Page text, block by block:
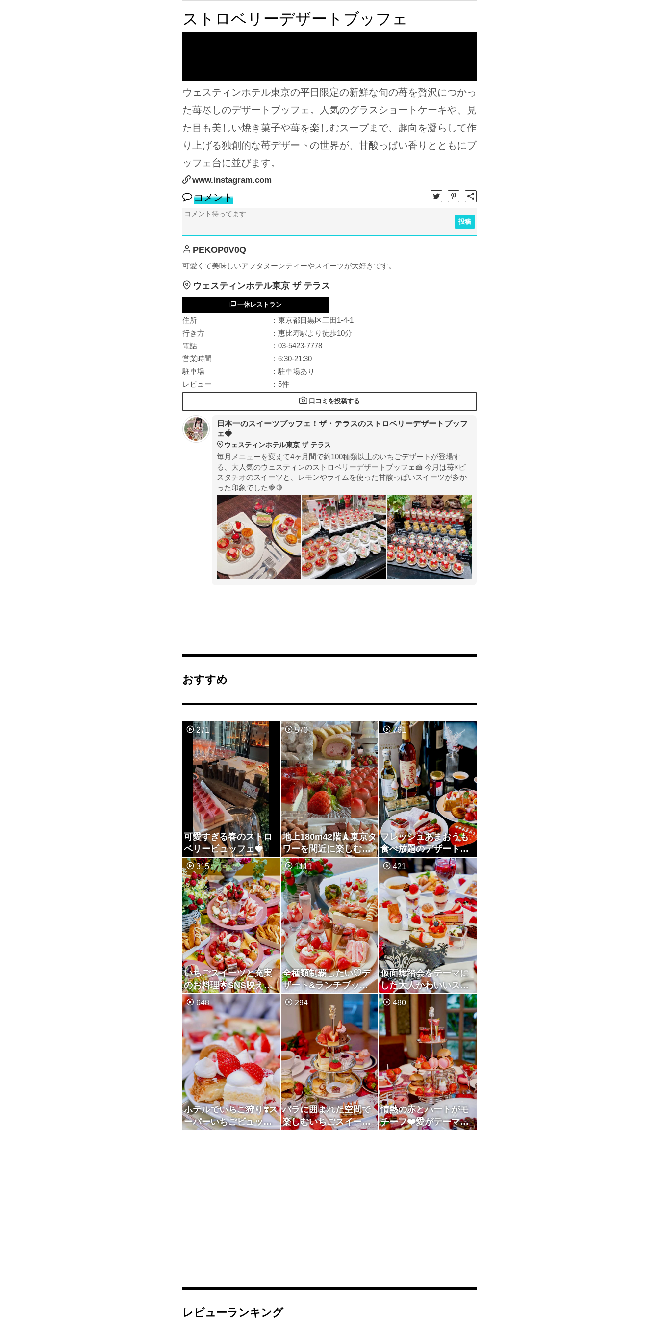
ストロベリーデザートブッフェ
ウェスティンホテル東京の平日限定の新鮮な旬の苺を贅沢につかっ
た苺尽しのデザートブッフェ。人気のグラスショートケーキや、見
た目も美しい焼き菓子や苺を楽しむスープまで、趣向を凝らして作
り上げる独創的な苺デザートの世界が、甘酸っぱい香りとともにブ
ッフェ台に並びます。
www.instagram.com
コメント
投稿
PEKOP0V0Q
可愛くて美味しいアフタヌーンティーやスイーツが大好きです。
ウェスティンホテル東京 ザ テラス
一休レストラン
住所
：東京都目黒区三田1-4-1
行き方
：恵比寿駅より徒歩10分
電話
：03-5423-7778
営業時間
：6:30-21:30
駐車場
：駐車場あり
レビュー
：5件
口コミを投稿する
日本一のスイーツブッフェ！ザ・テラスのストロベリーデザートブッフ
ェ🍓
ウェスティンホテル東京 ザ テラス
毎月メニューを変えて4ヶ月間で約100種類以上のいちごデザートが登場す
る、大人気のウェスティンのストロベリーデザートブッフェ🍰 ⁡今月は苺×ピ
スタチオのスイーツと、レモンやライムを使った甘酸っぱいスイーツが多か
った印象でした🍓🍋
おすすめ
271
可愛すぎる春のストロ
ベリービュッフェ🍓
570
地上180m42階🗼東京タ
ワーを間近に楽しむス
イーツブッフェ
761
フレッシュあまおうも
食べ放題のデザートビ
ュッフェ
315
いちごスイーツと充実
のお料理🌟SNS映え抜
群のランチ&デザート
ブッフェ
1111
全種類制覇したい♡デ
ザート&ランチブッフ
ェ♡ストロベリーフェ
ア♡
421
仮面舞踏会をテーマに
した大人かわいいスト
ロベリーデザートブッ
フェ
648
ホテルでいちご狩り❣️ス
ーパーいちごビュッフ
294
バラに囲まれた空間で
楽しむいちごスイーツ
480
情熱の赤とハートがモ
チーフ❤️愛がテーマの
レビューランキング